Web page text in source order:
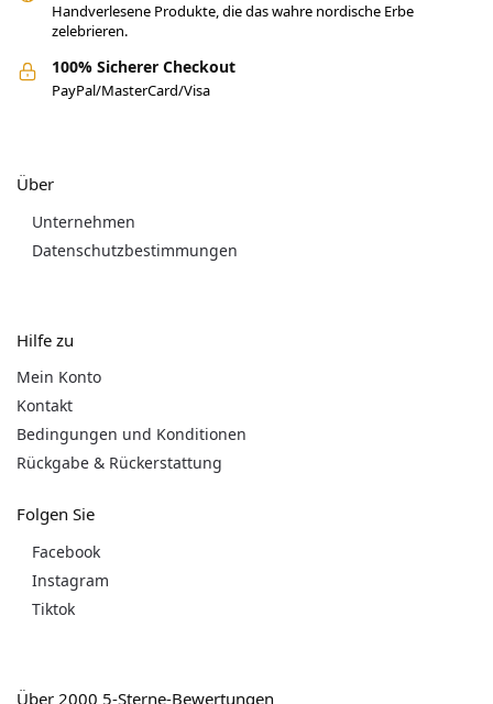
Handverlesene Produkte, die das wahre nordische Erbe
zelebrieren.
100% Sicherer Checkout
PayPal/MasterCard/Visa
Über
Unternehmen
Datenschutzbestimmungen
Hilfe zu
Mein Konto
Kontakt
Bedingungen und Konditionen
Rückgabe & Rückerstattung
Folgen Sie
Facebook
Instagram
Tiktok
Über 2000 5-Sterne-Bewertungen